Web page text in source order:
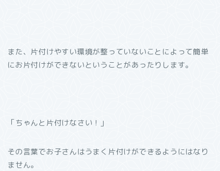
また、片付けやすい環境が整っていないことによって簡単
にお片付けができないということがあったりします。
「ちゃんと片付けなさい！」
その言葉でお子さんはうまく片付けができるようにはなり
ません。